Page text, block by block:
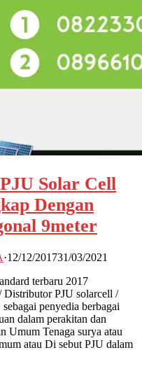
Solar Cell
Dengan
9meter
·12/12/201731/03/2021
terbaru 2017
Distributor PJU solarcell /
penyedia berbagai
dalam perakitan dan
Umum Tenaga surya atau
atau Di sebut PJU dalam